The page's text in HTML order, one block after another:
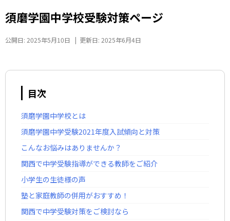
須磨学園中学校受験対策ページ
公開日: 2025年5月10日 | 更新日: 2025年6月4日
目次
須磨学園中学校とは
須磨学園中学受験2021年度入試傾向と対策
こんなお悩みはありませんか？
関西で中学受験指導ができる教師をご紹介
小学生の生徒様の声
塾と家庭教師の併用がおすすめ！
関西で中学受験対策をご検討なら